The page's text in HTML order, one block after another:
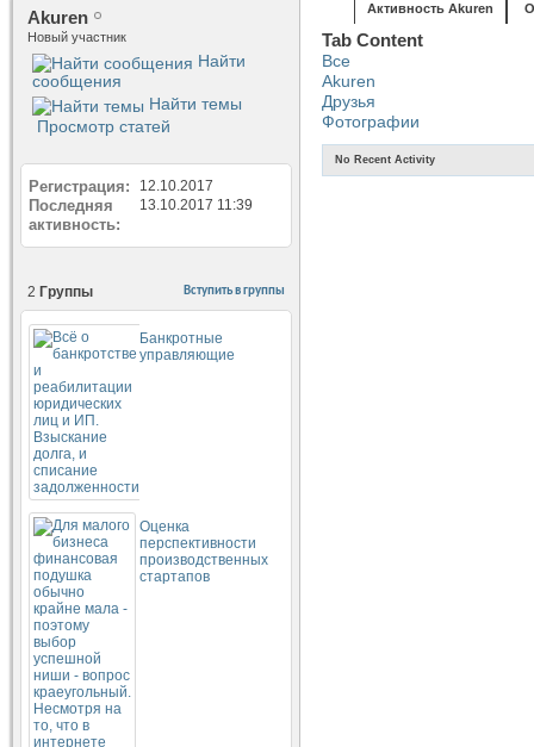
Akuren
Новый участник
Найти
сообщения
Найти темы
Просмотр статей
Регистрация 12.10.2017
Последняя
активность
13.10.2017 11:39
Вступить в группы
2 Группы
Банкротные
управляющие
Оценка
перспективности
производственных
стартапов
Активность Akuren
Tab Content
Все
Akuren
Друзья
Фотографии
No Recent Activity